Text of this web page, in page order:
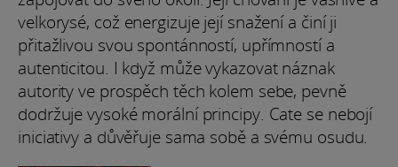
velkorysé, což energizuje její snažení a činí ji
přitažlivou svou spontánností, upřímností a
autenticitou. I když může vykazovat náznak
autority ve prospěch těch kolem sebe, pevně
dodržuje vysoké morální principy. Cate se nebojí
iniciativy a důvěřuje sama sobě a svému osudu.